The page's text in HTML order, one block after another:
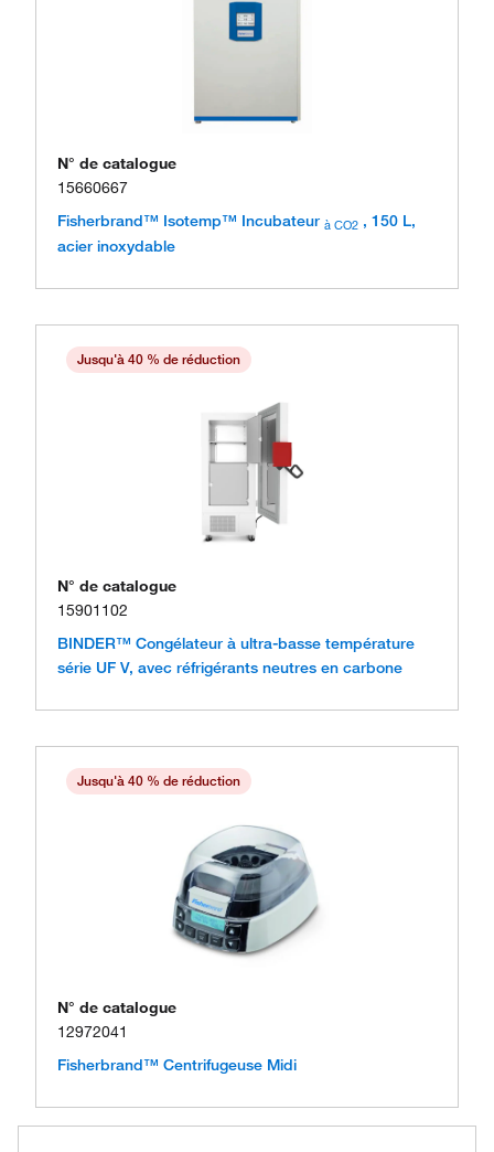
N° de catalogue
15660667
Fisherbrand™ Isotemp™ Incubateur à CO2 , 150 L,
acier inoxydable
Jusqu'à 40 % de réduction
N° de catalogue
15901102
BINDER™ Congélateur à ultra-basse température
série UF V, avec réfrigérants neutres en carbone
Jusqu'à 40 % de réduction
N° de catalogue
12972041
Fisherbrand™ Centrifugeuse Midi